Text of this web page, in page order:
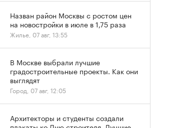
Назван район Москвы с ростом цен
на новостройки в июле в 1,75 раза
Жилье, 07 авг, 13:55
В Москве выбрали лучшие
градостроительные проекты. Как они
выглядят
Город, 07 авг, 12:05
Архитекторы и студенты создали